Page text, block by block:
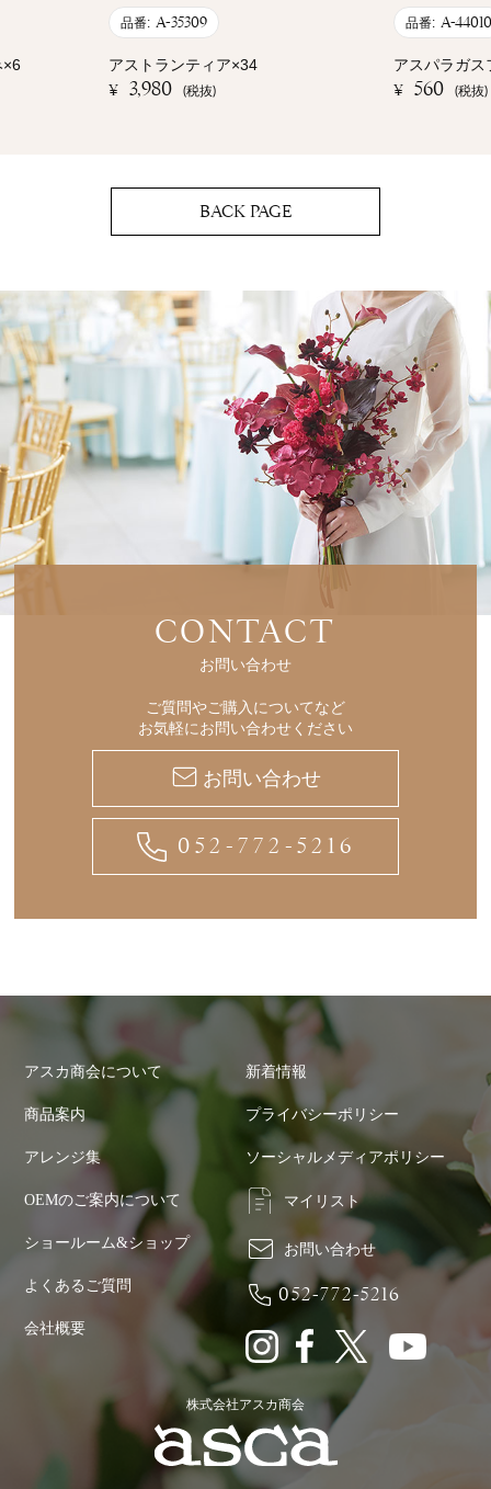
×6
品番: A-35309
アストランティア×34
¥ 3,980 (税抜)
品番: A-44010
アスパラガ
¥ 560 (税抜)
BACK PAGE
CONTACT
お問い合わせ
ご質問やご購入についてなど
お気軽にお問い合わせください
お問い合わせ
052-772-5216
アスカ商会について
商品案内
アレンジ集
OEMのご案内について
ショールーム&ショップ
よくあるご質問
会社概要
新着情報
プライバシーポリシー
ソーシャルメディアポリシー
マイリスト
お問い合わせ
052-772-5216
株式会社アスカ商会